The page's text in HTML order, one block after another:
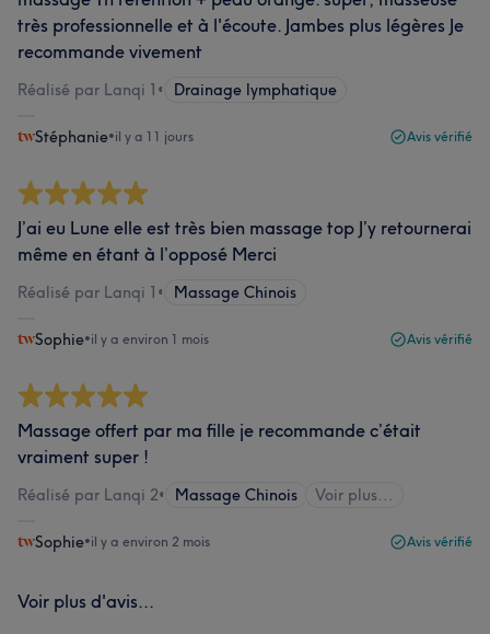
très professionnelle et à l'écoute. Jambes plus légères Je
recommande vivement
Réalisé par Lanqi 1 • Drainage lymphatique
Stéphanie•il y a 11 jours Avis vérifié
J’ai eu Lune elle est très bien massage top J’y retournerai
même en étant à l’opposé Merci
Réalisé par Lanqi 1 • Massage Chinois
Sophie•il y a environ 1 mois Avis vérifié
Massage offert par ma fille je recommande c’était
vraiment super !
Réalisé par Lanqi 2• Massage Chinois Voir plus...
Sophie•il y a environ 2 mois Avis vérifié
Voir plus d'avis...